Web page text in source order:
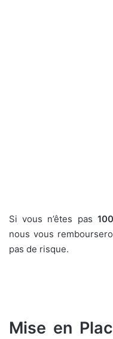
Si vous n’êtes pas
nous vous
pas de risque.
Mise en